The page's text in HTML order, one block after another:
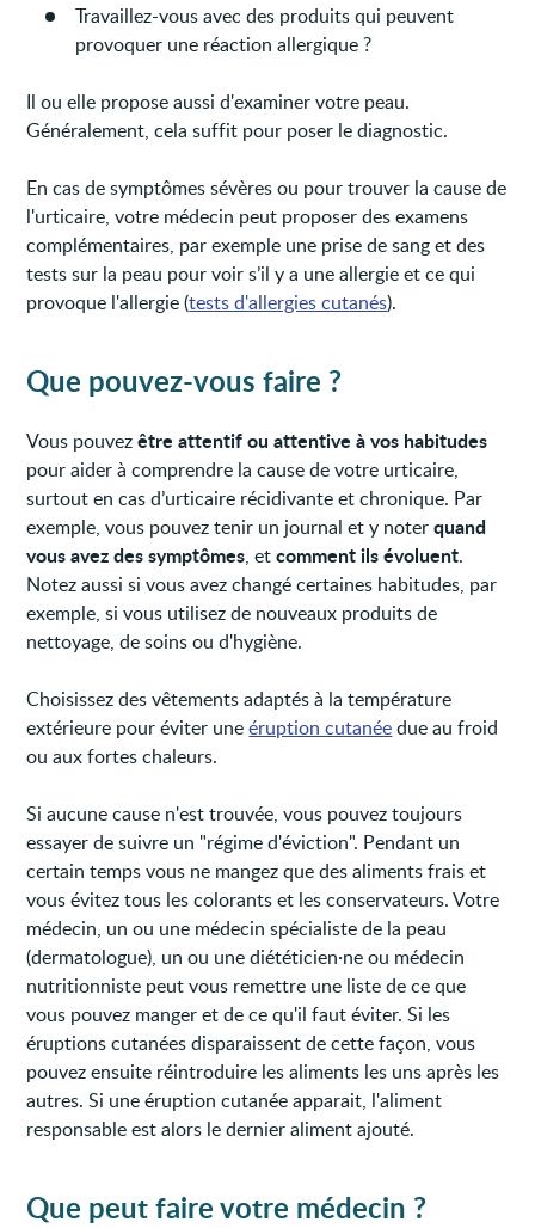
Travaillez-vous avec des produits qui peuvent
provoquer une réaction allergique ?
Il ou elle propose aussi d'examiner votre peau.
Généralement, cela suffit pour poser le diagnostic.
En cas de symptômes sévères ou pour trouver la cause de
l'urticaire, votre médecin peut proposer des examens
complémentaires, par exemple une prise de sang et des
tests sur la peau pour voir s’il y a une allergie et ce qui
provoque l'allergie (tests d'allergies cutanés).
Que pouvez-vous faire ?
Vous pouvezêtre attentif ou attentive à vos habitudes
pour aider à comprendre la cause de votre urticaire,
surtout en cas d’urticaire récidivante et chronique. Par
exemple, vous pouvez tenir un journal et y noterquand
vous avez des symptômes, etcomment ils évoluent.
Notez aussi si vous avez changé certaines habitudes, par
exemple, si vous utilisez de nouveaux produits de
nettoyage, de soins ou d'hygiène.
Choisissez des vêtements adaptés à la température
extérieure pour éviter uneéruption cutanéedue au froid
ou aux fortes chaleurs.
Si aucune cause n'est trouvée, vous pouvez toujours
essayer de suivre un "régime d'éviction". Pendant un
certain temps vous ne mangez que des aliments frais et
vous évitez tous les colorants et les conservateurs. Votre
médecin, un ou une médecin spécialiste de la peau
(dermatologue), un ou une diététicien·ne ou médecin
nutritionniste peut vous remettre une liste de ce que
vous pouvez manger et de ce qu'il faut éviter. Si les
éruptions cutanées disparaissent de cette façon, vous
pouvez ensuite réintroduire les aliments les uns après les
autres. Si une éruption cutanée apparait, l'aliment
responsable est alors le dernier aliment ajouté.
Que peut faire votre médecin ?